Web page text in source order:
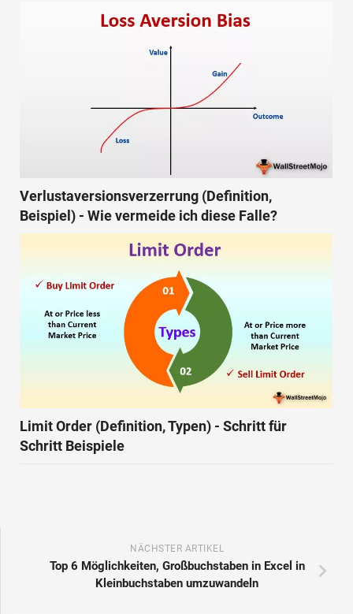
Verlustaversionsverzerrung (Definition,
Beispiel) - Wie vermeide ich diese Falle?
Limit Order (Definition, Typen) - Schritt für
Schritt Beispiele
NÄCHSTER ARTIKEL
Top 6 Möglichkeiten, Großbuchstaben in Excel in
Kleinbuchstaben umzuwandeln